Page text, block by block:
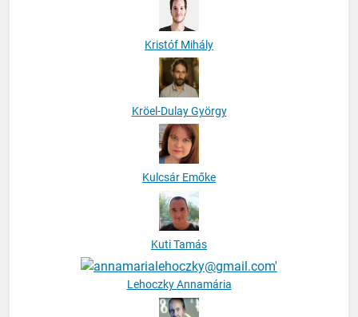
Kristóf Mihály
Kröel-Dulay György
Kulcsár Emőke
Kuti Tamás
Lehoczky Annamária